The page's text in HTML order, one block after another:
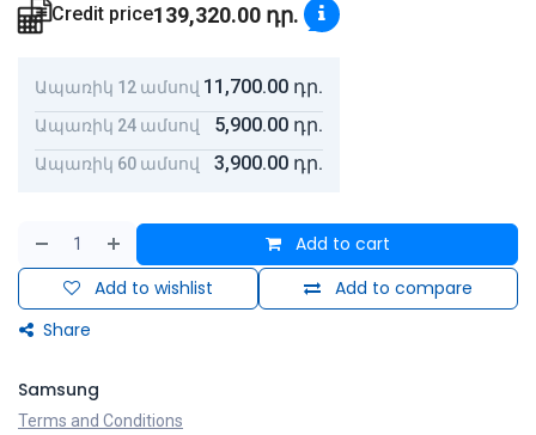
Credit price139,320.00 դր.
Ապառիկ 12 ամսով 11,700.00 դր.
Ապառիկ 24 ամսով 5,900.00 դր.
Ապառիկ 60 ամսով 3,900.00 դր.
Add to cart
Add to compare
Add to wishlist
Share
Samsung
Terms and Conditions